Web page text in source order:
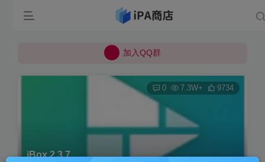
所有上传的应用 均已通过 严格的安全检测
加入QQ群
iBox 2.3.7
0 7.3W+ 9734